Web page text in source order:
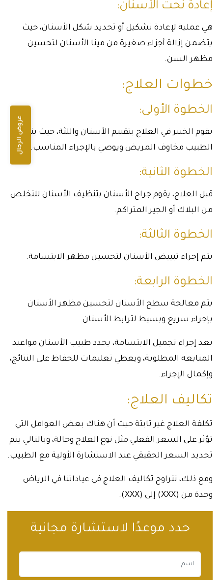
عروض الرجال
إعادة نحت الأسنان:
هي عملية لإعادة تشكيل أو تحديد شكل الأسنان، حيث
يتضمن إزالة أجزاء صغيرة من مينا الأسنان لتحسين
مظهر السن.
خطوات العلاج:
الخطوة الأولى:
يقوم الخبير في العلاج بتقييم الأسنان واللثة، حيث يناقش
الطبيب مخاوف المريض ويوصي بالإجراء المناسب.
الخطوة الثانية:
قبل العلاج، يقوم جراح الأسنان بتنظيف الأسنان للتخلص
من البلاك أو الجير المتراكم.
الخطوة الثالثة:
يتم إجراء تبييض الأسنان لتحسين مظهر الابتسامة.
الخطوة الرابعة:
يتم معالجة سطح الأسنان لتحسين مظهر الأسنان
بإجراء سريع وبسيط لترابط الأسنان.
بعد إجراء تجميل الابتسامة، يحدد طبيب الأسنان مواعيد
المتابعة المطلوبة، ويعطي تعليمات للحفاظ على النتائج،
وإكمال الإجراء.
تكاليف العلاج:
تكلفة العلاج غير ثابتة حيث أن هناك بعض العوامل التي
تؤثر على السعر الفعلي مثل نوع العلاج وحالة، وبالتالي يتم
تحديد السعر الحقيقي عند الاستشارة الأولية مع الطبيب.
ومع ذلك، تتراوح تكاليف العلاج في عياداتنا في الرياض
وجدة من (XXX) إلى (XXX).
حدد موعدًا لاستشارة مجانية